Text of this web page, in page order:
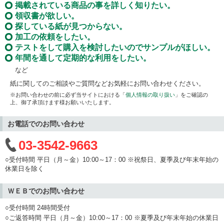
掲載されている商品の事を詳しく知りたい。
領収書が欲しい。
探している紙が見つからない。
加工の依頼をしたい。
テストをして購入を検討したいのでサンプルがほしい。
年間を通して定期的な利用をしたい。
など
紙に関してのご相談やご質問などお気軽にお問い合わせください。
※お問い合わせの前に必ず当サイトにおける「個人情報の取り扱い 」をご確認の
上、御了承頂けます様お願いいたします。
お電話でのお問い合わせ
03-3542-9663
○受付時間 平日（月～金）10:00～17：00 ※祝祭日、夏季及び年末年始の
休業日を除く
ＷＥＢでのお問い合わせ
○受付時間 24時間受付
○ご返答時間 平日（月～金）10:00～17：00 ※夏季及び年末年始の休業日